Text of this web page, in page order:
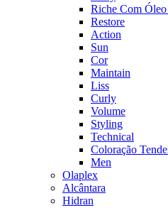
Riche Com
Restore
Action
Sun
Cor
Maintain
Liss
Curly
Volume
Styling
Technical
Coloração
Men
Olaplex
Alcântara
Hidran